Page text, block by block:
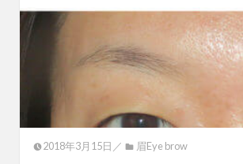
2018年3月15日／ 眉Eye brow